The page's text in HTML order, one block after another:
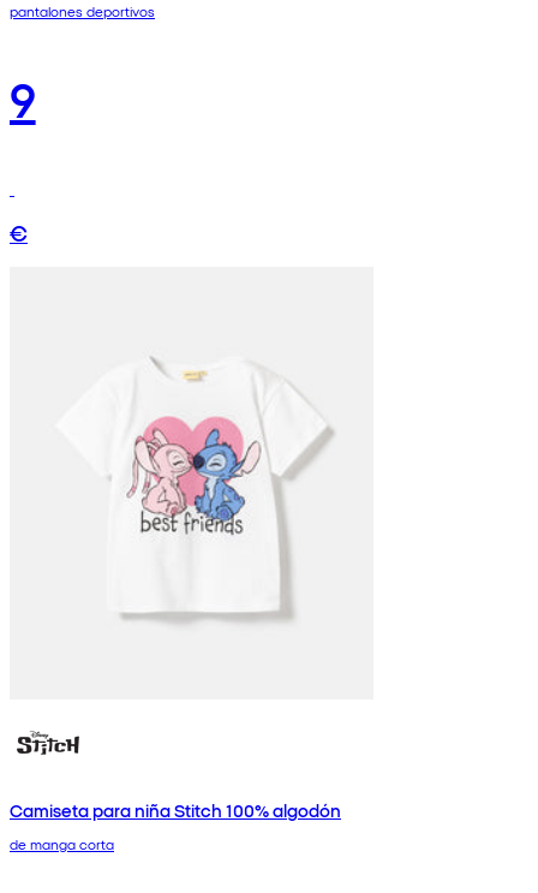
pantalones deportivos
9
€
Camiseta para niña Stitch 100% algodón
de manga corta